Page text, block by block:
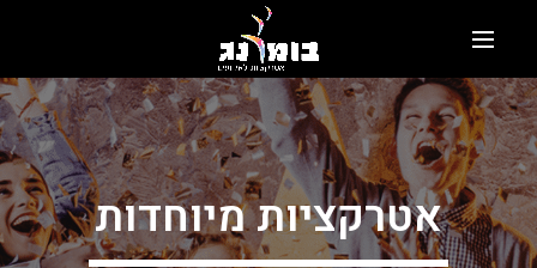
אטרקציות מיוחדות